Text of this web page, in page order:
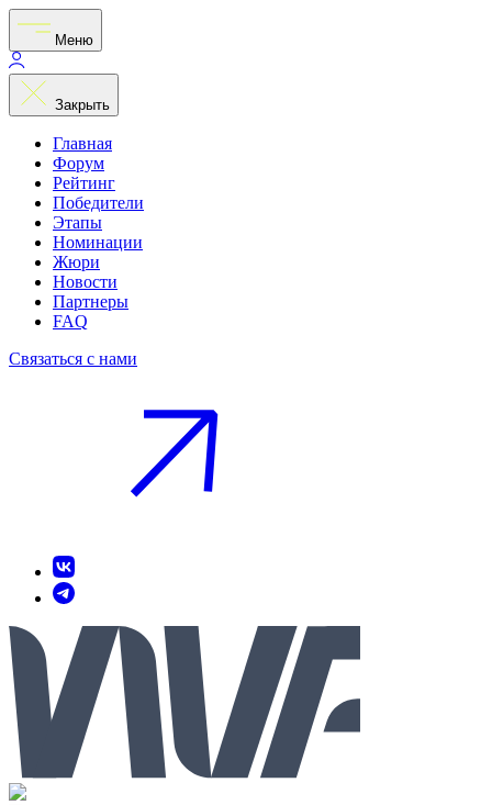
Меню
Закрыть
Главная
Форум
Рейтинг
Победители
Этапы
Номинации
Жюри
Новости
Партнеры
FAQ
Связаться с нами